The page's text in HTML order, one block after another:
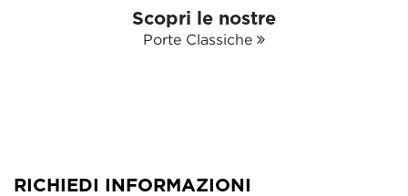
Scopri le nostre
Porte Classiche
RICHIEDI INFORMAZIONI